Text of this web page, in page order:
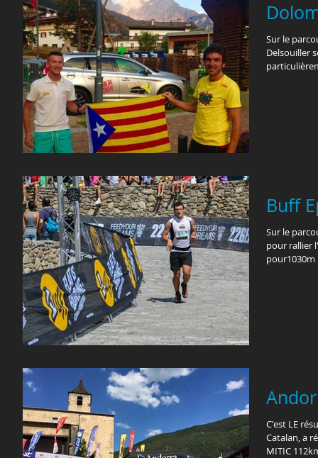
Sur le
Delsouiller
Buff
Sur le
pour rallier
pour1030m
C'est LE
Catalan, a
MITIC